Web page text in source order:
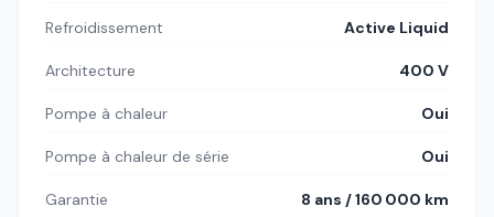
Refroidissement Active Liquid
Architecture 400 V
Pompe à chaleur Oui
Pompe à chaleur de série Oui
Garantie 8 ans / 160 000 km